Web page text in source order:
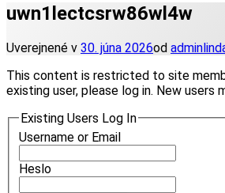
uwn1lectcsrw86wl4w
Uverejnené v 30. júna 2026od
This content is restricted to site
existing user, please log in. New users
Existing Users Log In
Username or Email
Heslo